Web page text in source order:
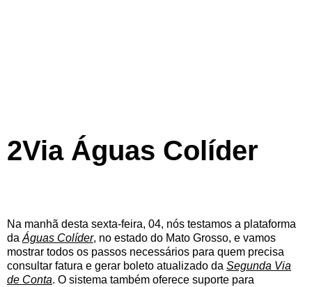
2Via Águas Colíder
Na manhã desta sexta-feira, 04, nós testamos a plataforma
daÁguas Colíder, no estado do Mato Grosso, e vamos
mostrar todos os passos necessários para quem precisa
consultar fatura e gerar boleto atualizado da Segunda Via
de Conta. O sistema também oferece suporte para